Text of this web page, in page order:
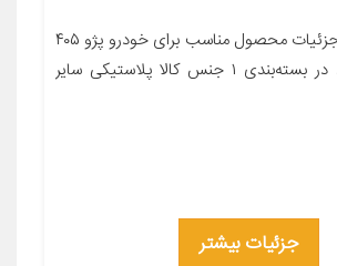
معرفی محصول جزئیات محصول مناسب برای خودرو پژو ۴۰۵
پژو پارس تعداد در بسته‌بندی ۱ جنس کالا پلاستیکی سایر
جزئیات بیشتر